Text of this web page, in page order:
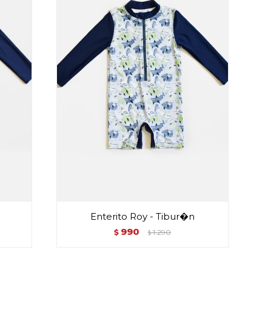
Enterito Roy - Tibur�n
$ 990 $ 1.290